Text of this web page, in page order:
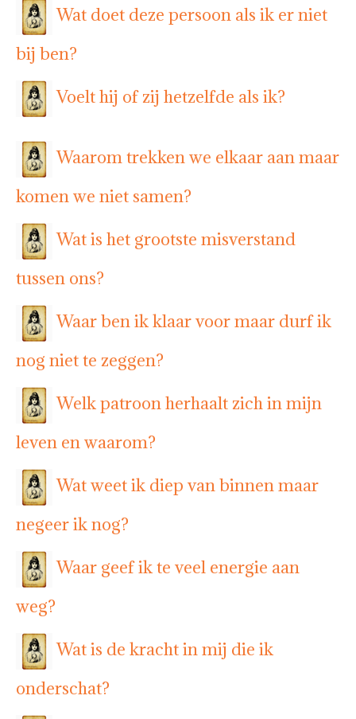
Wat doet deze persoon als ik er niet
bij ben?
Voelt hij of zij hetzelfde als ik?
Waarom trekken we elkaar aan maar
komen we niet samen?
Wat is het grootste misverstand
tussen ons?
Waar ben ik klaar voor maar durf ik
nog niet te zeggen?
Welk patroon herhaalt zich in mijn
leven en waarom?
Wat weet ik diep van binnen maar
negeer ik nog?
Waar geef ik te veel energie aan
weg?
Wat is de kracht in mij die ik
onderschat?